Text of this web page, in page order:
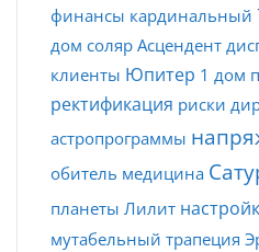
финансы кардинальный
дом соляр Асцендент
клиенты Юпитер 1 дом
ректификация риски
астропрограммы
обитель медицина
планеты Лилит
мутабельный трапеция